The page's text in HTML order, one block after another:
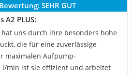
SEHR GUT
‎A2 PLUS:
uns durch ihre besonders hohe
die für eine zuverlässige
maximalen Aufpump-
l/min ist sie effizient und arbeitet